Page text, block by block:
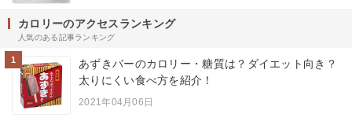
カロリーのアクセスランキング
人気のある記事ランキング
1
あずきバーのカロリー・糖質は？ダイエット向き？
太りにくい食べ方を紹介！
2021年04月06日